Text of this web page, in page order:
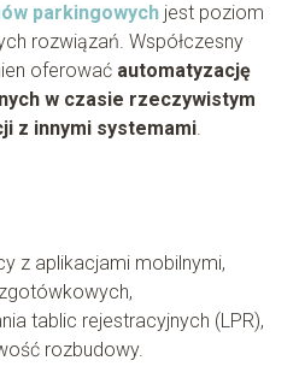
parkingowychjest poziom
rozwiązań. Współczesny
oferować automatyzację
w czasie rzeczywistym
z innymi systemami.
z aplikacjami mobilnymi,
tablic rejestracyjnych (LPR),
rozbudowy.